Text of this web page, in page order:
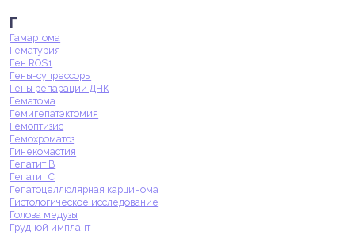
Г
Гамартома
Гематурия
Ген ROS1
Гены-супрессоры
Гены репарации ДНК
Гематома
Гемигепатэктомия
Гемоптизис
Гемохроматоз
Гинекомастия
Гепатит В
Гепатит С
Гепатоцеллюлярная карцинома
Гистологическое исследование
Голова медузы
Грудной имплант